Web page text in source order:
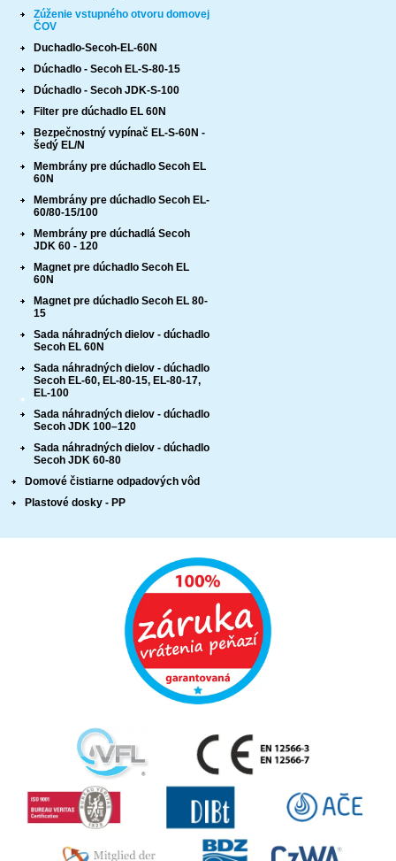
Ako nakupovať
Obchodné podmienky
Zúženie vstupného otvoru domovej
ČOV
Duchadlo-Secoh-EL-60N
Dúchadlo - Secoh EL-S-80-15
Dúchadlo - Secoh JDK-S-100
Filter pre dúchadlo EL 60N
Bezpečnostný vypínač EL-S-60N -
šedý EL/N
Membrány pre dúchadlo Secoh EL
60N
Membrány pre dúchadlo Secoh EL-
60/80-15/100
Membrány pre dúchadlá Secoh
JDK 60 - 120
Magnet pre dúchadlo Secoh EL
60N
Magnet pre dúchadlo Secoh EL 80-
15
Sada náhradných dielov - dúchadlo
Secoh EL 60N
Sada náhradných dielov - dúchadlo
Secoh EL-60, EL-80-15, EL-80-17,
EL-100
Sada náhradných dielov - dúchadlo
Secoh JDK 100–120
Sada náhradných dielov - dúchadlo
Secoh JDK 60-80
Domové čistiarne odpadových vôd
Plastové dosky - PP